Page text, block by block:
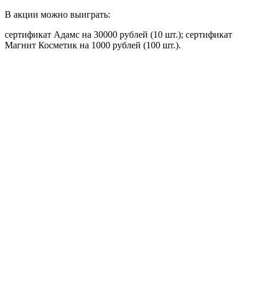
В акции можно выиграть:
сертификат Адамс на 30000 рублей (10 шт.); сертификат
Магнит Косметик на 1000 рублей (100 шт.).